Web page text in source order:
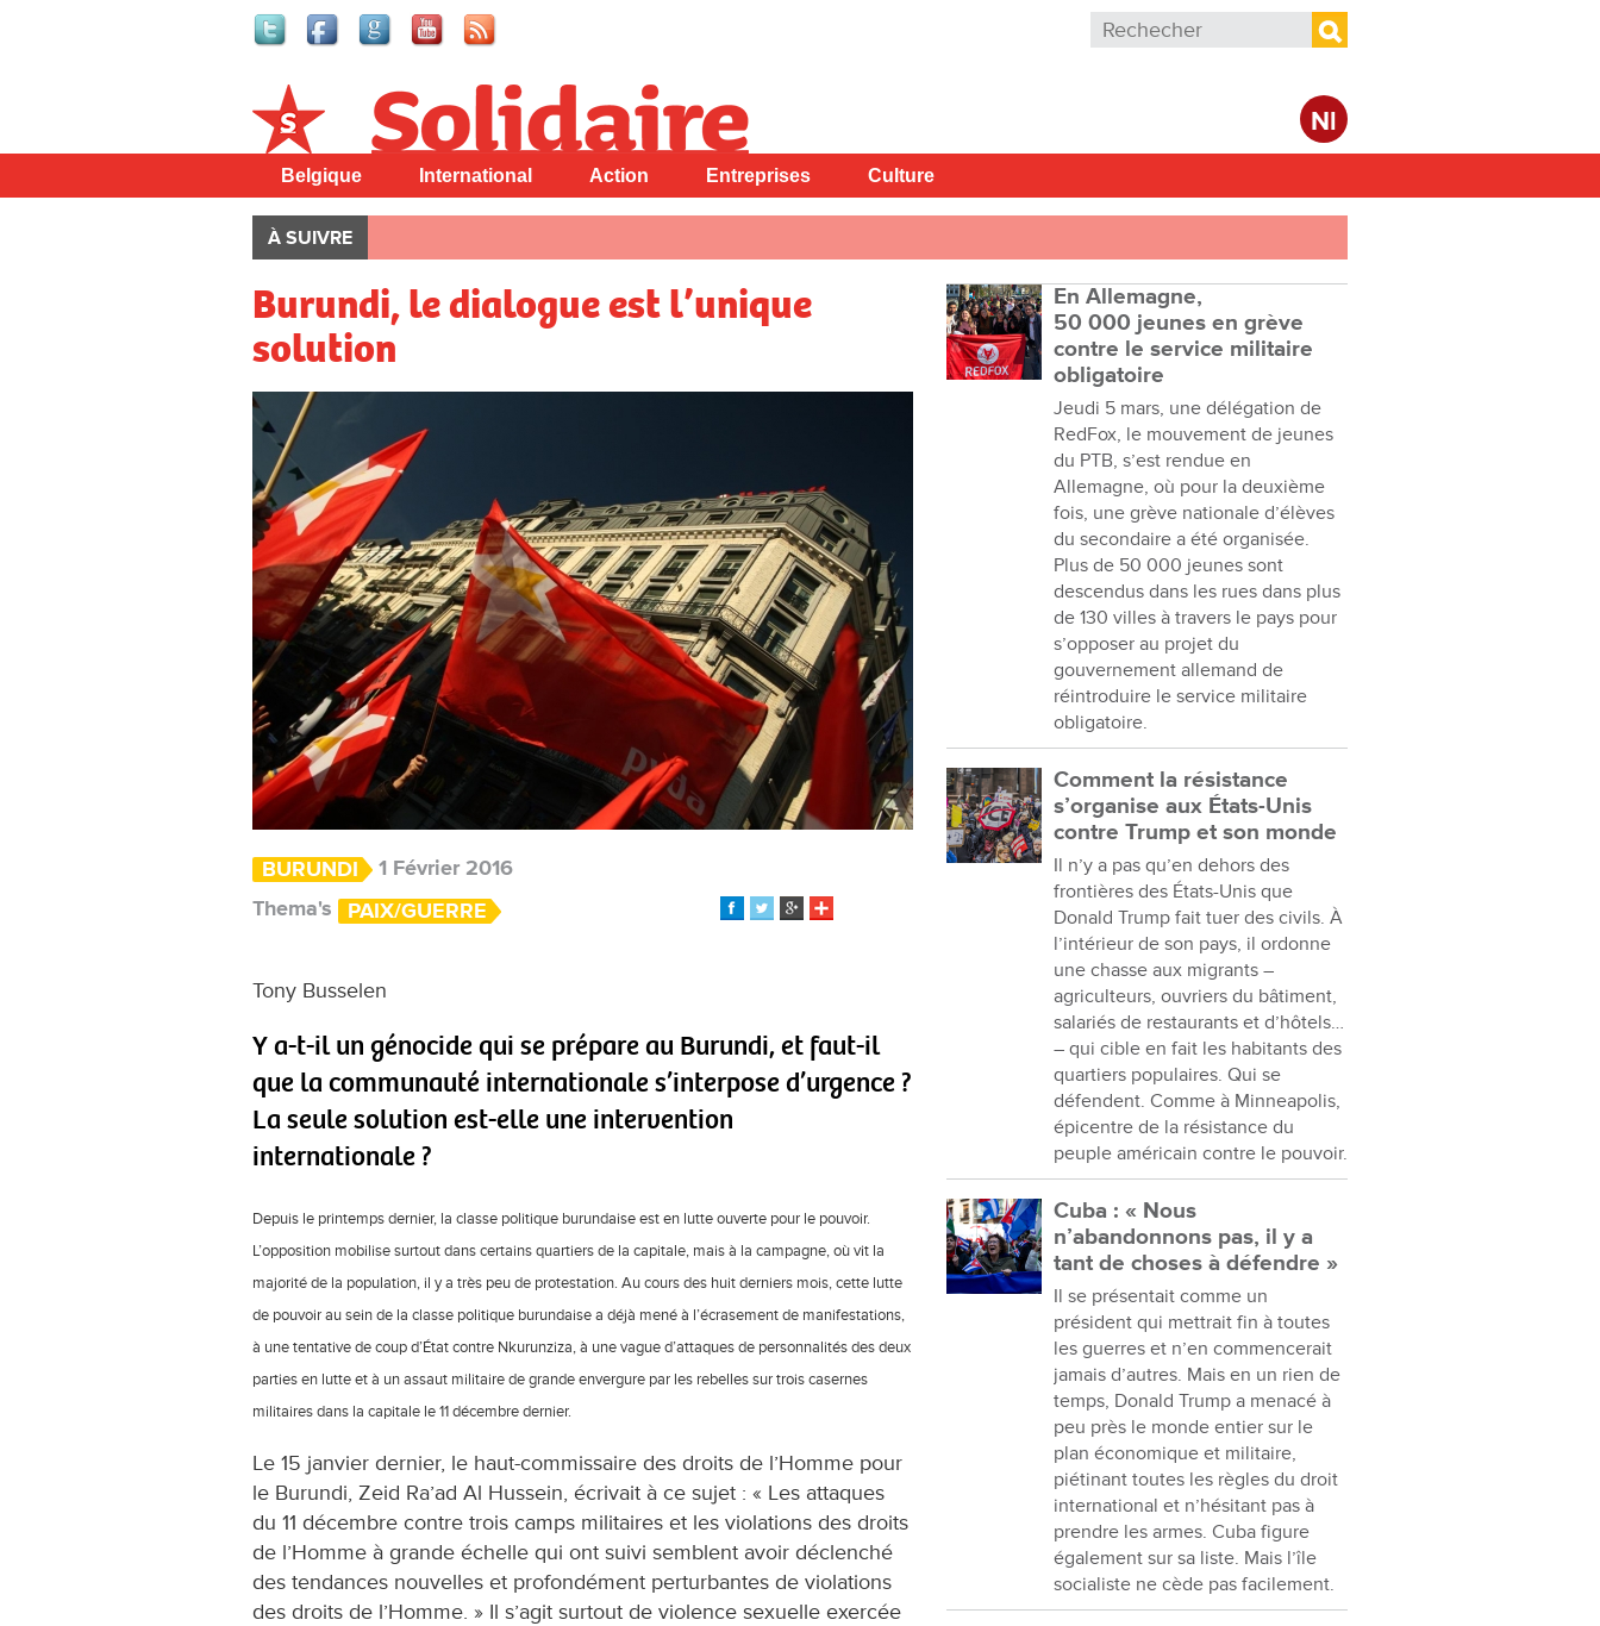
Formulaire de recherche
Rechercher
Nl
Solidaire
Belgique International Action Entreprises Culture
À SUIVRE
Burundi, le dialogue est l’unique
solution
BURUNDI
1 Février 2016
Thema's
PAIX/GUERRE
Tony Busselen
Y a-t-il un génocide qui se prépare au Burundi, et faut-il
que la communauté internationale s’interpose d’urgence ?
La seule solution est-elle une intervention
internationale ?
Depuis le printemps dernier, la classe politique burundaise est en lutte ouverte pour le pouvoir.
L’opposition mobilise surtout dans certains quartiers de la capitale, mais à la campagne, où vit la
majorité de la population, il y a très peu de protestation. Au cours des huit derniers mois, cette lutte
de pouvoir au sein de la classe politique burundaise a déjà mené à l’écrasement de manifestations,
à une tentative de coup d’État contre Nkurunziza, à une vague d’attaques de personnalités des deux
parties en lutte et à un assaut militaire de grande envergure par les rebelles sur trois casernes
militaires dans la capitale le 11 décembre dernier.
Le 15 janvier dernier, le haut-commissaire des droits de l’Homme pour
le Burundi, Zeid Ra’ad Al Hussein, écrivait à ce sujet : « Les attaques
du 11 décembre contre trois camps militaires et les violations des droits
de l’Homme à grande échelle qui ont suivi semblent avoir déclenché
des tendances nouvelles et profondément perturbantes de violations
des droits de l’Homme. » Il s’agit surtout de violence sexuelle exercée
En Allemagne,
50 000 jeunes en grève
contre le service militaire
obligatoire
Jeudi 5 mars, une délégation de
RedFox, le mouvement de jeunes
du PTB, s’est rendue en
Allemagne, où pour la deuxième
fois, une grève nationale d’élèves
du secondaire a été organisée.
Plus de 50 000 jeunes sont
descendus dans les rues dans plus
de 130 villes à travers le pays pour
s’opposer au projet du
gouvernement allemand de
réintroduire le service militaire
obligatoire.
Comment la résistance
s’organise aux États-Unis
contre Trump et son monde
Il n’y a pas qu’en dehors des
frontières des États-Unis que
Donald Trump fait tuer des civils. À
l’intérieur de son pays, il ordonne
une chasse aux migrants –
agriculteurs, ouvriers du bâtiment,
salariés de restaurants et d’hôtels…
– qui cible en fait les habitants des
quartiers populaires. Qui se
défendent. Comme à Minneapolis,
épicentre de la résistance du
peuple américain contre le pouvoir.
Cuba : « Nous
n’abandonnons pas, il y a
tant de choses à défendre »
Il se présentait comme un
président qui mettrait fin à toutes
les guerres et n’en commencerait
jamais d’autres. Mais en un rien de
temps, Donald Trump a menacé à
peu près le monde entier sur le
plan économique et militaire,
piétinant toutes les règles du droit
international et n’hésitant pas à
prendre les armes. Cuba figure
également sur sa liste. Mais l’île
socialiste ne cède pas facilement.